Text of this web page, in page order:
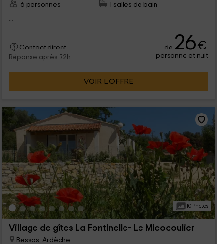
6 personnes
1 salles de bain
Contact direct
Réponse après 72h
de 26€
personne et nuit
VOIR L’OFFRE
10 Photos
Village de gîtes La Fontinelle- Le Micocoulier
Bessas, Ardèche